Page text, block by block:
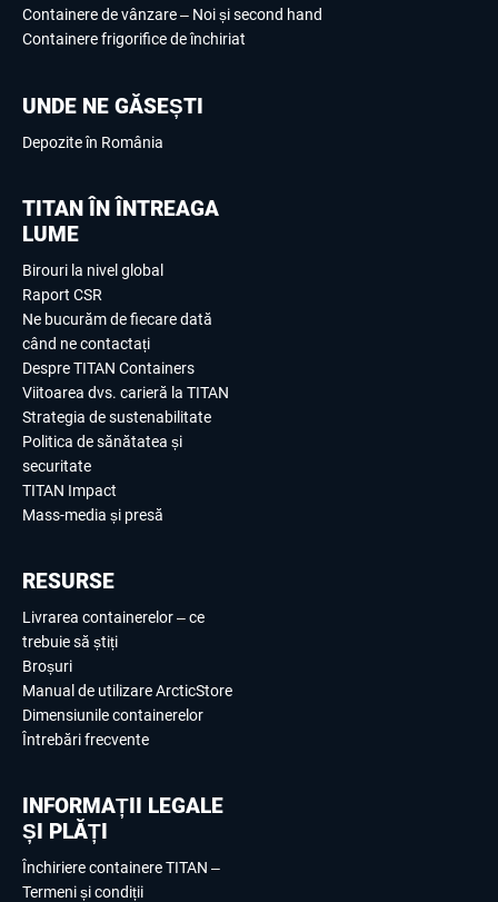
Containere de vânzare – Noi și second hand
Containere frigorifice de închiriat
UNDE NE GĂSEȘTI
Depozite în România
TITAN ÎN ÎNTREAGA
LUME
Birouri la nivel global
Raport CSR
Ne bucurăm de fiecare dată
când ne contactați
Despre TITAN Containers
Viitoarea dvs. carieră la TITAN
Strategia de sustenabilitate
Politica de sănătatea și
securitate
TITAN Impact
Mass-media și presă
RESURSE
Livrarea containerelor – ce
trebuie să știți
Broșuri
Manual de utilizare ArcticStore
Dimensiunile containerelor
Întrebări frecvente
INFORMAȚII LEGALE
ȘI PLĂȚI
Închiriere containere TITAN –
Termeni și condiții